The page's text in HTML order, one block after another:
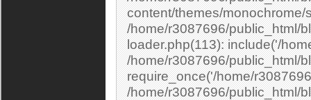
content/themes/
/home/r3087696/public_html/
loader.php(113): include('/
/home/r3087696/public_html/
require_once('/home/
/home/r3087696/public_html/